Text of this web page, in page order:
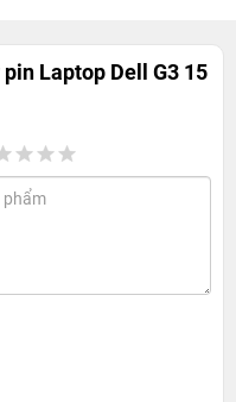
Laptop Dell G3 15